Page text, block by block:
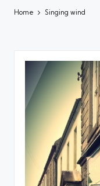
Home Singing wind